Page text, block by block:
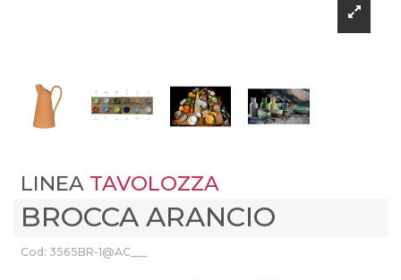
LINEA TAVOLOZZA
BROCCA ARANCIO
Cod: 3565BR-1@AC___